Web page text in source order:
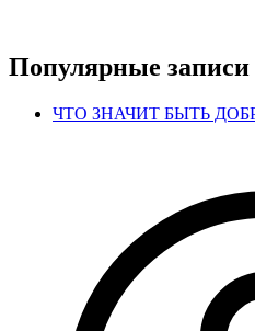
Популярные записи
ЧТО ЗНАЧИТ БЫТЬ